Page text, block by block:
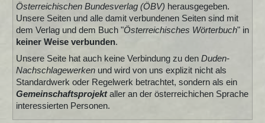
Österreichischen Bundesverlag (ÖBV) herausgegeben.
Unsere Seiten und alle damit verbundenen Seiten sind mit
dem Verlag und dem Buch "Österreichisches Wörterbuch" in
keiner Weise verbunden.
Unsere Seite hat auch keine Verbindung zu den Duden-
Nachschlagewerkenund wird von uns explizit nicht als
Standardwerk oder Regelwerk betrachtet, sondern als ein
Gemeinschaftsprojektaller an der österreichichen Sprache
interessierten Personen.